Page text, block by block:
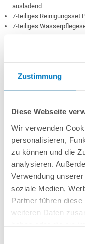
Zustimmung
Diese Webseite
Wir verwenden
personalisieren,
zu können und die
analysieren.
Verwendung
soziale Medien,
Partner führen
weiteren Daten
ausladend
7-teiliges Reinigungsset
7-teiliges
In den
Vergleichen
Fragen?